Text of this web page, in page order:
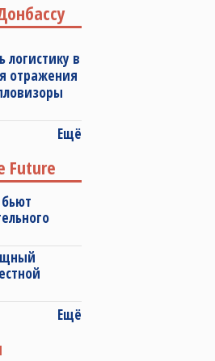
логистику в
отражения
Ещё
Future
Ещё